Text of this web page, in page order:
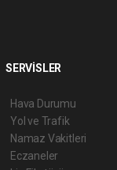
SERVİSLER
Hava Durumu
Yol ve Trafik
Namaz Vakitleri
Eczaneler